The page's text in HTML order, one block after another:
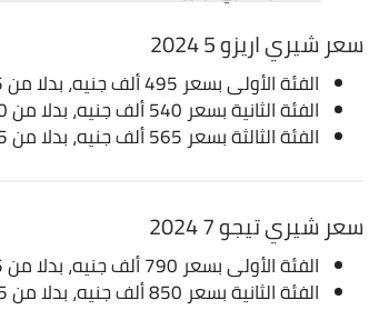
سعر شيري اريزو 5 2024
الفئة الأولى بسعر 495 ألف جنيه، بدلا من 485 ألف جنيه
الفئة الثانية بسعر 540 ألف جنيه، بدلا من 530 ألف جنيه
الفئة الثالثة بسعر 565 ألف جنيه، بدلا من 555 ألف جنيه
سعر شيري تيجو 7 2024
الفئة الأولى بسعر 790 ألف جنيه، بدلا من 775 ألف جنيه
الفئة الثانية بسعر 850 ألف جنيه، بدلا من 835 ألف جنيه